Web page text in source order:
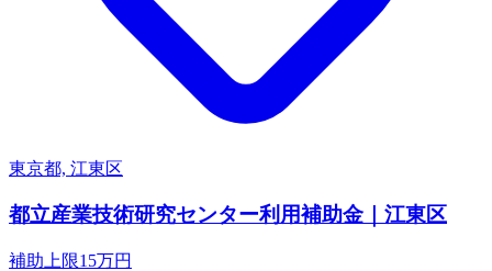
東京都, 江東区
都立産業技術研究センター利用補助金｜江東区
補助上限15万円